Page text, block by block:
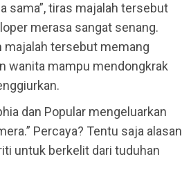
sama”, tiras majalah tersebut
merasa sangat senang.
majalah tersebut memang
wanita mampu mendongkrak
dan Popular mengeluarkan
Percaya? Tentu saja alasan
untuk berkelit dari tuduhan